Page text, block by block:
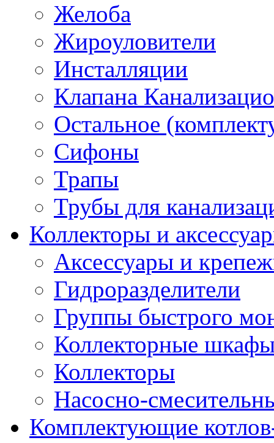
Желоба
Жироуловители
Инсталляции
Клапана
Остальное
Сифоны
Трапы
Трубы для
Коллекторы и
Аксессуары и
Гидроразделители
Группы быстрого
Коллекторные
Коллекторы
Насосно-
Комплектующие